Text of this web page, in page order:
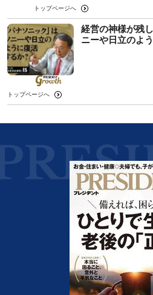
トップページへ
経営の神様が残
ニーや日立のよ
トップページへ